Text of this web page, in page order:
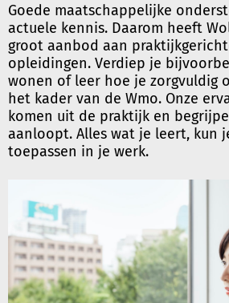
Goede maatschappelijke
actuele kennis. Daarom heeft
groot aanbod aan
opleidingen. Verdiep je
wonen of leer hoe je zorgvuldig
het kader van de Wmo. Onze
komen uit de praktijk en
aanloopt. Alles wat je leert, kun
toepassen in je werk.